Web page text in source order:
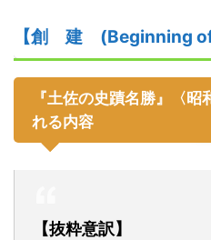
【創 建 (Beginning
『土佐の史蹟名勝』 〈昭
れる内容
【抜粋意訳】